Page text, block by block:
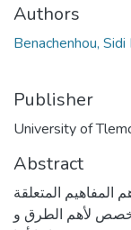
Authors
Benachenhou,
Publisher
University of
Abstract
المفاهيم المتعلقة
خصص لأهم الطرق و